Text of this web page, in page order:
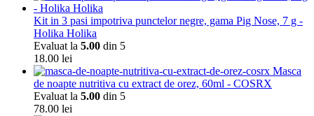
Kit in 3 pasi impotriva punctelor negre, gama Pig Nose, 7 g -
Holika Holika
Evaluat la 5.00 din 5
18.00 lei
Masca
de noapte nutritiva cu extract de orez, 60ml - COSRX
Evaluat la 5.00 din 5
78.00 lei